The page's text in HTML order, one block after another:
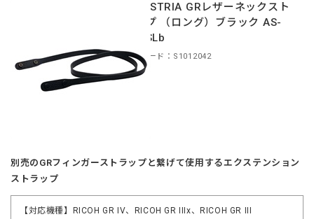
INDUSTRIA GRレザーネックスト
ラップ （ロング）ブラック AS-
GRLSLb
商品コード：S1012042
別売のGRフィンガーストラップと繋げて使用するエクステンション
ストラップ
【対応機種】RICOH GR IV、RICOH GR IIIx、RICOH GR III